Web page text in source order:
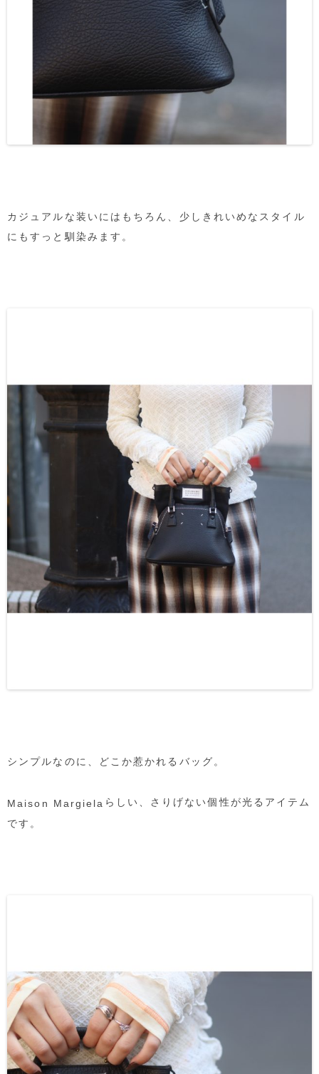
カジュアルな装いにはもちろん、少しきれいめなスタイル
にもすっと馴染みます。
シンプルなのに、どこか惹かれるバッグ。
Maison Margiela らしい、さりげない個性が光るアイテム
です。